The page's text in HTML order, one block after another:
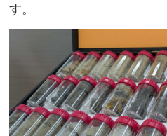
す。​​